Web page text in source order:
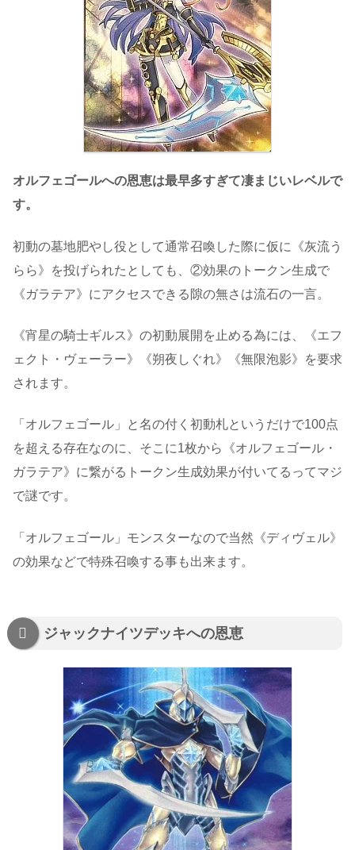
オルフェゴールへの恩恵は最早多すぎて凄まじいレベルで
す。
初動の墓地肥やし役として通常召喚した際に仮に《灰流う
らら》を投げられたとしても、②効果のトークン生成で
《ガラテア》にアクセスできる隙の無さは流石の一言。
《宵星の騎士ギルス》の初動展開を止める為には、《エフ
ェクト・ヴェーラー》《朔夜しぐれ》《無限泡影》を要求
されます。
「オルフェゴール」と名の付く初動札というだけで100点
を超える存在なのに、そこに1枚から《オルフェゴール・
ガラテア》に繋がるトークン生成効果が付いてるってマジ
で謎です。
「オルフェゴール」モンスターなので当然《ディヴェル》
の効果などで特殊召喚する事も出来ます。
ジャックナイツデッキへの恩恵